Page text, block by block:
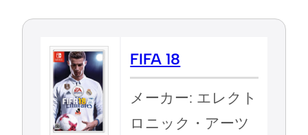
FIFA 18
メーカー: エレクト
ロニック・アーツ